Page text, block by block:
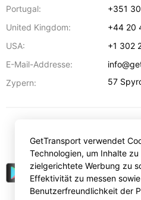
Portugal:
+351
United Kingdom:
+44 20
USA:
+1 302
E-Mail-Addresse:
Zypern:
57
EURGetTransport verwendet
Technologien, um Inhalte zu
zielgerichtete Werbung zu
Effektivität zu messen
Benutzerfreundlichkeit der